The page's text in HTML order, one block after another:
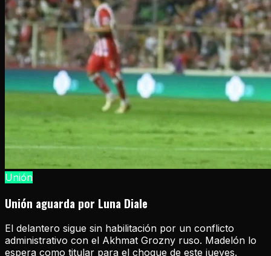
Unión
Unión aguarda por Luna Diale
El delantero sigue sin habilitación por un conflicto
administrativo con el Akhmat Grozny ruso. Madelón lo
espera como titular para el choque de este jueves.